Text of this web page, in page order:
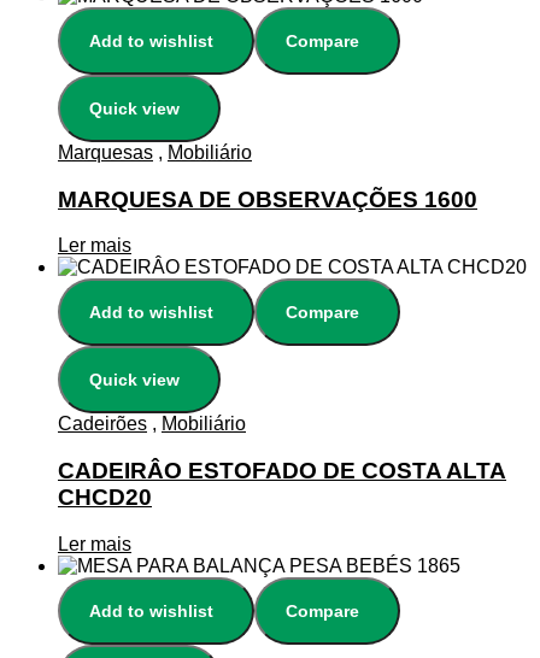
Add to wishlist Compare
Quick view
Marquesas , Mobiliário
MARQUESA DE OBSERVAÇÕES 1600
Ler mais
Add to wishlist Compare
Quick view
Cadeirões , Mobiliário
CADEIRÂO ESTOFADO DE COSTA ALTA
CHCD20
Ler mais
Add to wishlist Compare